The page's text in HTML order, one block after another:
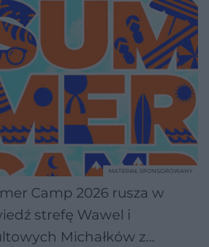
Camp 2026 rusza w
strefę Wawel i
Michałków z
MATERIAŁ SPONSOROWANY